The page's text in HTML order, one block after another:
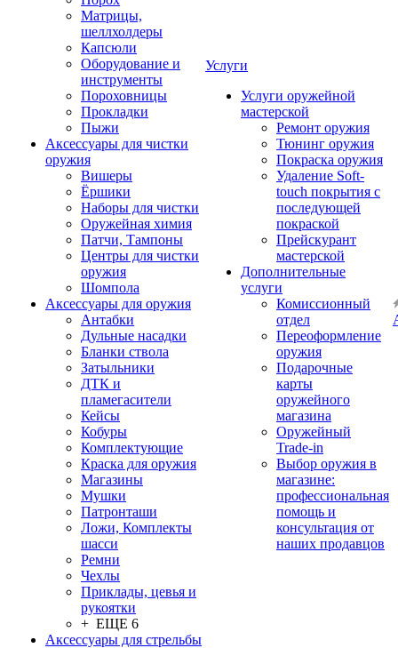
Матрицы,
шеллхолдеры
Капсюли
Оборудование и
инструменты
Пороховницы
Прокладки
Пыжи
Аксессуары для чистки
оружия
Вишеры
Ёршики
Наборы для чистки
Оружейная химия
Патчи, Тампоны
Центры для чистки
оружия
Шомпола
Аксессуары для оружия
Антабки
Дульные насадки
Бланки ствола
Затыльники
ДТК и
пламегасители
Кейсы
Кобуры
Комплектующие
Краска для оружия
Магазины
Мушки
Патронташи
Ложи, Комплекты
шасси
Ремни
Чехлы
Приклады, цевья и
рукоятки
+ ЕЩЕ 6
Аксессуары для стрельбы
Услуги
Услуги оружейной
мастерской
Ремонт оружия
Тюнинг оружия
Покраска оружия
Удаление Soft-
touch покрытия с
последующей
покраской
Прейскурант
мастерской
Дополнительные
услуги
Комиссионный
отдел
Переоформление
оружия
Подарочные
карты
оружейного
магазина
Оружейный
Trade-in
Выбор оружия в
магазине:
профессиональная
помощь и
консультация от
наших продавцов